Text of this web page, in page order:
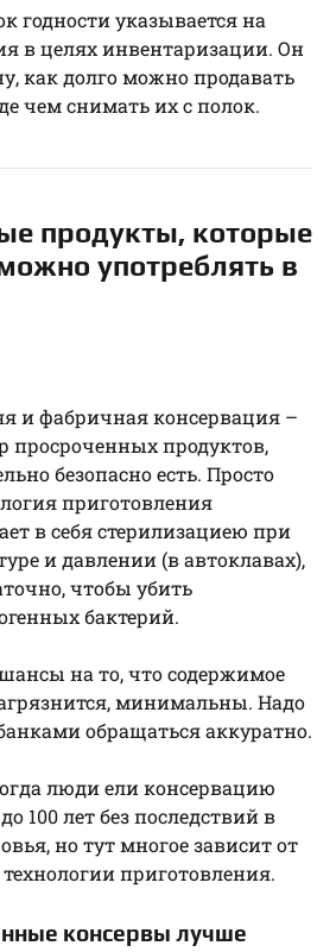
годности указывается на
в целях инвентаризации. Он
как долго можно продавать
чем снимать их с полок.
продукты, которые
употреблять в
и фабричная консервация –
просроченных продуктов,
безопасно есть. Просто
приготовления
в себя стерилизациею при
и давлении (в автоклавах),
чтобы убить
бактерий.
на то, что содержимое
минимальны. Надо
обращаться аккуратно.
люди ели консервацию
100 лет без последствий в
но тут многое зависит от
приготовления.
консервы лучше